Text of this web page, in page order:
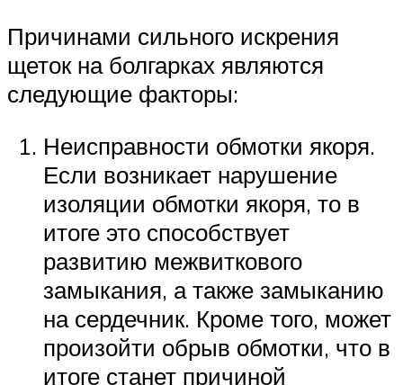
Причинами сильного искрения
щеток на болгарках являются
следующие факторы:
Неисправности обмотки якоря.
Если возникает нарушение
изоляции обмотки якоря, то в
итоге это способствует
развитию межвиткового
замыкания, а также замыканию
на сердечник. Кроме того, может
произойти обрыв обмотки, что в
итоге станет причиной